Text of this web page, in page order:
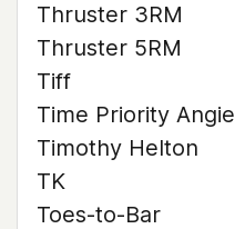
Thruster 3RM
Thruster 5RM
Tiff
Time Priority Angie
Timothy Helton
TK
Toes-to-Bar